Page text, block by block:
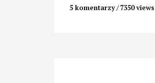
5 komentarzy 7350 views